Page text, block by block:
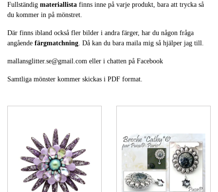
Fullständig materiallista finns inne på varje produkt, bara att trycka så
du kommer in på mönstret.
Där finns ibland också fler bilder i andra färger, har du någon fråga
angående färgmatchning . Då kan du bara maila mig så hjälper jag till.
mallansglitter.se@gmail.com eller i chatten på Facebook
Samtliga mönster kommer skickas i PDF format.